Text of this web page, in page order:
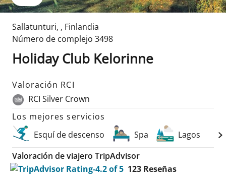
Sallatunturi, , Finlandia
Número de complejo 3498
Holiday Club Kelorinne
Valoración RCI
RCI Silver Crown
Los mejores servicios
Esquí de descenso
Spa
Lagos
Valoración de viajero TripAdvisor
123 Reseñas